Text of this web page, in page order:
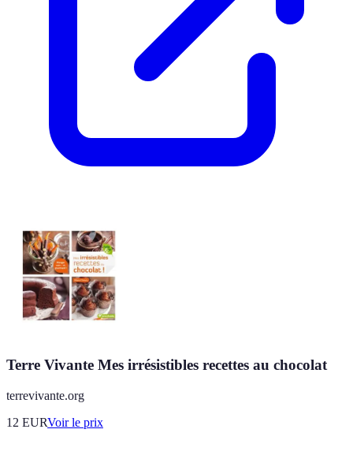
Terre Vivante Mes irrésistibles recettes au chocolat
terrevivante.org
12 EURVoir le prix